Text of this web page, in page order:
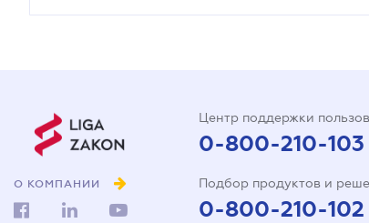
О КОМПАНИИ
Центр поддержки
0-800-210-103
Подбор продуктов и
0-800-210-102